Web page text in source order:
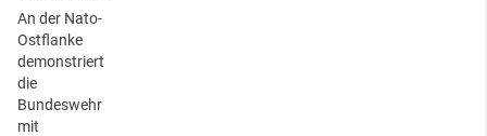
An der Nato-
Ostflanke
demonstriert
die
Bundeswehr
mit